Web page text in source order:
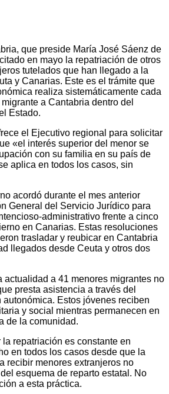
que preside María José Sáenz de
en mayo la repatriación de otros
tutelados que han llegado a la
y Canarias. Este es el trámite que
realiza sistemáticamente cada
a Cantabria dentro del
Estado.
el Ejecutivo regional para solicitar
«el interés superior del menor se
con su familia en su país de
aplica en todos los casos, sin
acordó durante el mes anterior
General del Servicio Jurídico para
administrativo frente a cinco
en Canarias. Estas resoluciones
trasladar y reubicar en Cantabria
llegados desde Ceuta y otros dos
actualidad a 41 menores migrantes no
presta asistencia a través del
Estos jóvenes reciben
y social mientras permanecen en
de la comunidad.
repatriación es constante en
en todos los casos desde que la
recibir menores extranjeros no
esquema de reparto estatal. No
a esta práctica.